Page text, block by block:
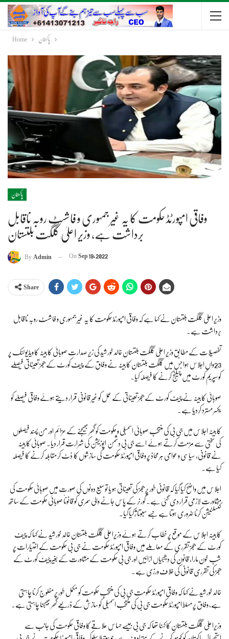
Home پاکستان
پاکستان
وفاقی امپورٹڈ حکومت کا یہ غیر جمہوری و فاشسٹ روبہ ناقابل
برداشت ہے، وزیر اعلیٰ گلگت بلتستان
ByAdmin OnSep 19, 2022
Share
وزیر اعلیٰ گلگت بلتستان نے کہا ہے کہ وفاقی امپورٹڈ حکومت کا یہ غیر جمہوری و فاشسٹ روبہ ناقابل
برداشت ہے۔
تفصیلات کے مطابق وزیر اعلیٰ گلگت بلتستان خالد خورشید کی زیر صدارت صوبائی کابینہ کا ویڈیو لنک پر
23واں اجلاس ہوا جس میں گلگت بلتستان کابینہ نے وفاق کے چیف کورٹ کے ججز تعیناتی فیصلے
کو سپریم کورٹ میں چیلنج کرنے کا فیصلہ کیا۔
صوبائی کابینہ نے چیف کورٹ کے ججز تعیناتی کے عمل کو غیر قانونی قرار دیتے ہوئے وفاقی فیصلے کو
یکسر مسترد کردیا ہے۔
کابینہ اجلاس میں جی بی کی منتخب صوبائی اسمبلی و حکومت کو گھر بھیجنے کے عزائم اور من پسند فیصلوں
کی سختی سے مزمت کرتے ہوئے اسے جی بی دشمن اپوزیشن کی شرارت قرار دیا۔ صوبائی کابینہ
نے قانونی، سیاسی و عوامی ہر محاذ پر وفاقی امپورٹڈ حکومت کی سازشوں کا ڈٹ کر مقابلہ کرنے کا فیصلہ
کیا ہے۔
اجلاس میں واضح کیا گیا کہ قانونی طور پر ججز کی تعیناتی ہو یا توسیع دونوں کی صورت میں صوبائی حکومت کی
مشاورت لازمی قرار دی گئی ہے۔ گورنر کے پاس جانے والی سمری کو قانوناً صوبائی حکومت کے ساتھ
کنسلٹیشن کرنا ضروری ہوتا ہے جسے سبوتاژ کیا گیا۔
کابینہ اجلاس کے موقع پر خطاب کرتے ہوئے وزیراعلیٰ گلگت بلتستان خالد خورشید نے کہا کہ چیف
کورٹ کے ججز تقرری کے معاملے میں وفاقی امپورٹڈ حکومت نے جی بی حکومت کے اختیارات پر
شب خون مارا، قانون کی دھیجیاں اڑائیں اور جی بی حکومت کے مشاورت کے بغیر چیف کورٹ کے
ججز کی تقرری قانونی کی خلاف ورزی ہے۔
خالد خورشید نے کہا کہ وفاقی امپورٹڈ حکومت جی بی کی منتخب حکومت کو مکمل طور پر مفلوج کرنا چاہتی
ہے، وفاق پر مسلط امپورٹڈ حکومت جی بی کی منتخب اسمبلی کو سازش کے ذریعے گھر بھیجنا چاہتی ہے۔
وزیراعلیٰ گلگت بلتستان کا کہنا تھا کہ جی بی جیسے حساس علاقے کا وفاقی حکومت کی جانب سے